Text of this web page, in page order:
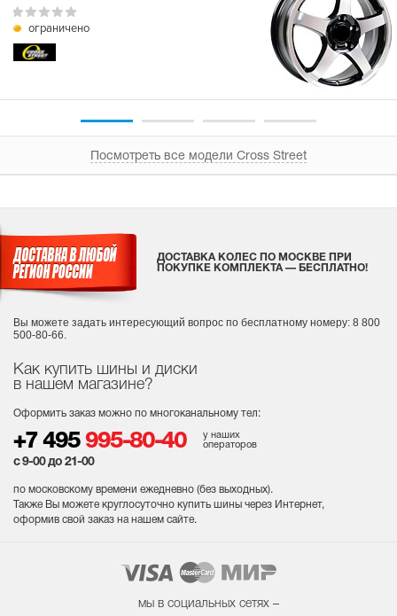
ограничено
Посмотреть все модели Cross Street
Как купить шины и диски
в нашем магазине?
Оформить заказ можно по многоканальному тел:
+7 495 995-80-40
у наших
операторов
с 9-00 до 21-00
по московскому времени ежедневно (без выходных).
Также Вы можете круглосуточно купить шины через Интернет,
оформив свой заказ на нашем сайте.
ДОСТАВКА КОЛЕС ПО МОСКВЕ ПРИ
ПОКУПКЕ КОМПЛЕКТА — БЕСПЛАТНО!
Вы можете задать интересующий вопрос по бесплатному номеру: 8 800
500-80-66.
мы в социальных сетях –